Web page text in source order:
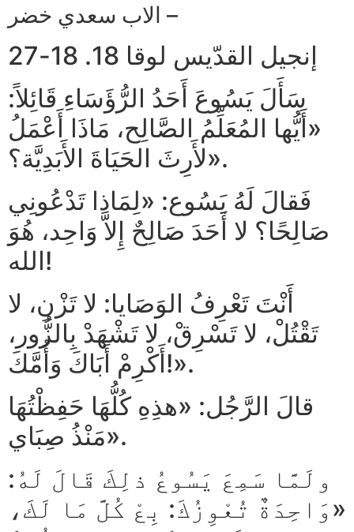
الاب سعدي خضر –
إنجيل القدّيس لوقا 18. 18-27
سَأَلَ يَسُوعَ أَحَدُ الرُّؤَسَاءِ قَائِلاً:
«أَيُّها المُعَلِّمُ الصَّالِح، مَاذَا أَعْمَلُ
لأَرِثَ الحَيَاةَ الأَبَدِيَّة؟».
فَقالَ لَهُ يَسُوع: «لِمَاذا تَدْعُونِي
صَالِحًا؟ لا أَحَدَ صَالِحٌ إِلاَّ وَاحِد، هُوَ
الله!
أَنْتَ تَعْرِفُ الوَصَايا: لا تَزْنِ، لا
تَقْتُلْ، لا تَسْرِقْ، لا تَشْهَدْ بِالزُّور،
أَكْرِمْ أَبَاكَ وَأُمَّكَ!».
قالَ الرَّجُل: «هذِهِ كُلُّهَا حَفِظْتُهَا
مَنْذُ صِبَاي».
ولَمَّا سَمِعَ يَسُوعُ ذلِكَ قَالَ لَهُ:
«وَاحِدَةٌ تُعْوِزُكَ: بِعْ كُلَّ مَا لَكَ،